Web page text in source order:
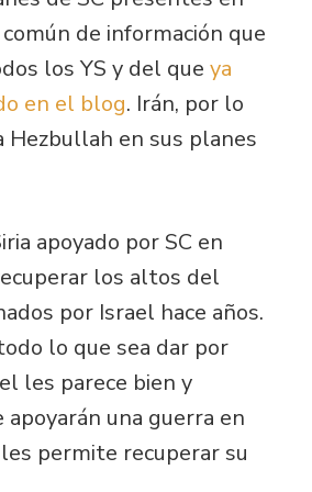
de información que
los YS y del que ya
en el blog. Irán, por lo
Hezbullah en sus planes
apoyado por SC en
los altos del
por Israel hace años.
lo que sea dar por
les parece bien y
una guerra en
permite recuperar su